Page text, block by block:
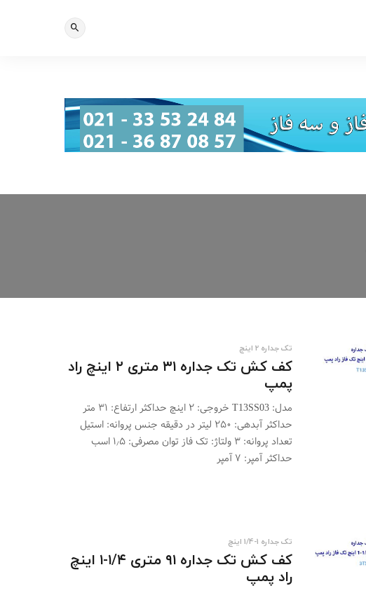
تک جداره 2 اینچ
کف کش تک جداره ۳۱ متری ۲ اینچ راد
پمپ
مدل: T13SS03 خروجی: ۲ اینچ حداکثر ارتفاع: ۳۱ متر
حداکثر آبدهی: ۲۵۰ لیتر در دقیقه جنس پروانه: استیل
تعداد پروانه: ۳ ولتاژ: تک فاز توان مصرفی: ۱٫۵ اسب
حداکثر آمپر: ۷ آمپر
تک جداره 1-1/4 اینچ
کف کش تک جداره ۹۱ متری ۱/۴-۱ اینچ
راد پمپ